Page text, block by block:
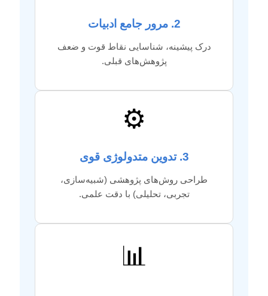
2. مرور جامع ادبیات
درک پیشینه، شناسایی نقاط قوت و ضعف
پژوهش‌های قبلی.
⚙️
3. تدوین متدولوژی قوی
طراحی روش‌های پژوهشی (شبیه‌سازی،
تجربی، تحلیلی) با دقت علمی.
📊